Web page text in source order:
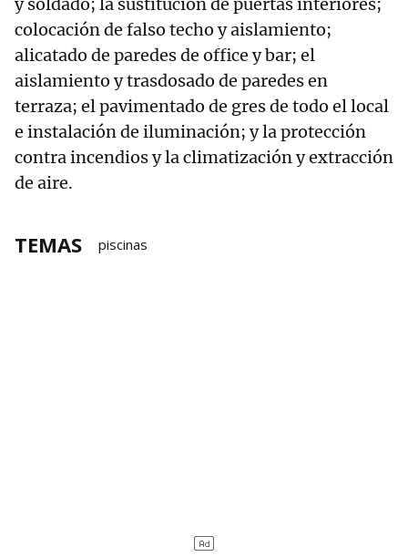
y soldado; la sustitución de puertas interiores;
colocación de falso techo y aislamiento;
alicatado de paredes de office y bar; el
aislamiento y trasdosado de paredes en
terraza; el pavimentado de gres de todo el local
e instalación de iluminación; y la protección
contra incendios y la climatización y extracción
de aire.
TEMAS piscinas